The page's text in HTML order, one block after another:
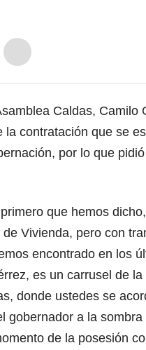
Caldas, Camilo
la contratación que se
por lo que
que hemos
Vivienda, pero con
encontrado en los
es un carrusel de
donde ustedes se
gobernador a la
de la posesión